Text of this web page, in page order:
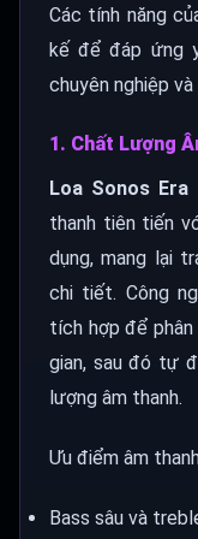
Các tính năng
kế để đáp ứng
chuyên nghiệp
1. Chất Lượng
Loa Sonos Era
thanh tiên tiến
dụng, mang lại
chi tiết. Công
tích hợp để
gian, sau đó tự
lượng âm thanh.
Ưu điểm âm
Bass sâu và